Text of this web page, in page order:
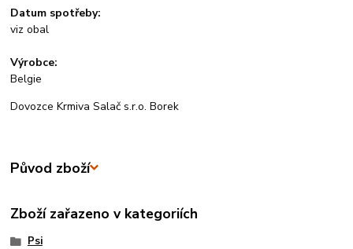
Datum spotřeby:
viz obal
Výrobce:
Belgie
Dovozce Krmiva Salač s.r.o. Borek
Původ zboží
Zboží zařazeno v kategoriích
Psi